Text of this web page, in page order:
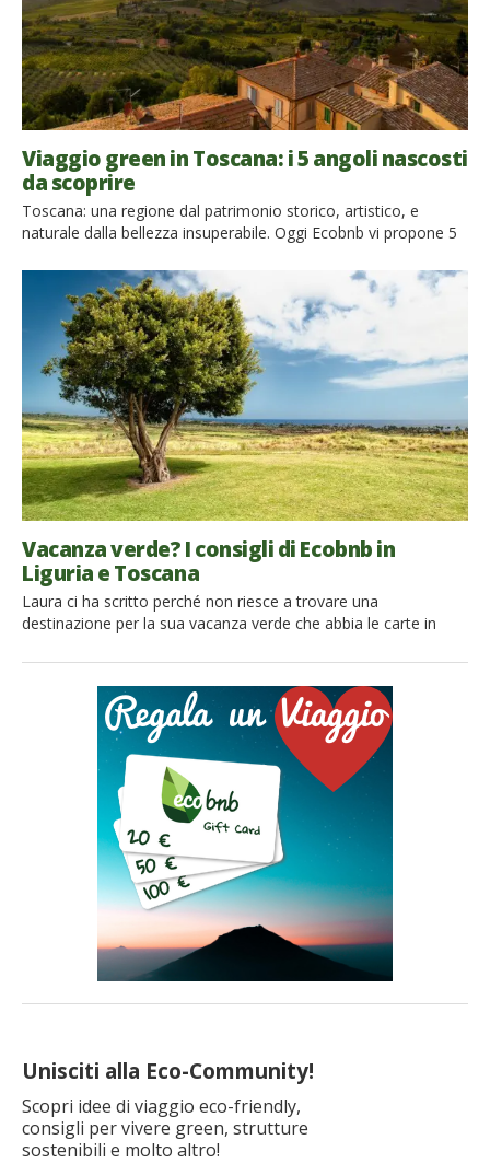
Unisciti alla Eco-Community!
Scopri idee di viaggio eco-friendly,
consigli per vivere green, strutture
sostenibili e molto altro!
Viaggio green in Toscana: i 5 angoli nascosti
da scoprire
Toscana: una regione dal patrimonio storico, artistico, e
naturale dalla bellezza insuperabile. Oggi Ecobnb vi propone 5
dove tutto è gentile intorno, tutto è antico e nuovo. Così
Curzio Malaparte descriveva la meravigliosa Toscana, che non
smette mai di sorprendere chi sceglie di visitarla. Per […]
Vacanza verde? I consigli di Ecobnb in
Liguria e Toscana
Laura ci ha scritto perché non riesce a trovare una
destinazione per la sua vacanza verde che abbia le carte in
mare magari, sgranchirsi le gambe, e far sgranchire le zampe
alla sua cagnolona, far divertire la figlia e scoprire i gusti locali.